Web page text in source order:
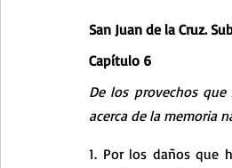
San Juan de la Cruz.
Capítulo 6
De los provechos
acerca de la memoria
1. Por los daños que